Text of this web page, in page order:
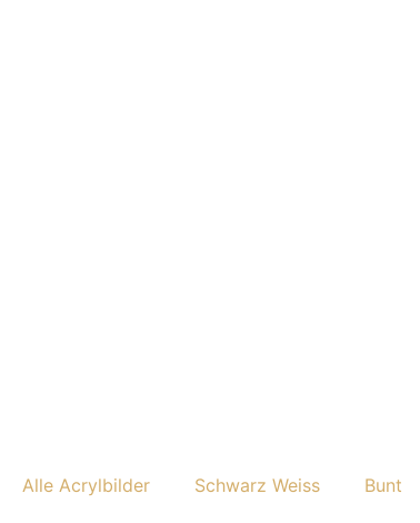
Alle Acrylbilder Schwarz Weiss Bunt